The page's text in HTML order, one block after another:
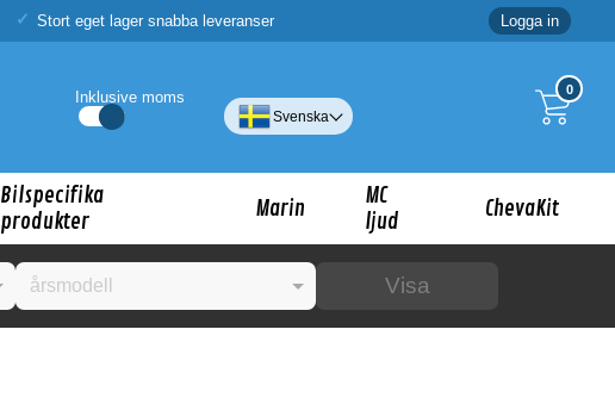
Stort eget lager snabba leveranser Logga in
0
Inklusive moms
Svenska
Bilspecifika
produkter
Marin
MC
ljud
ChevaKit
Visa